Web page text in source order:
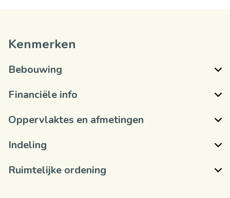
Kenmerken
Bebouwing
Financiële info
Oppervlaktes en afmetingen
Indeling
Ruimtelijke ordening